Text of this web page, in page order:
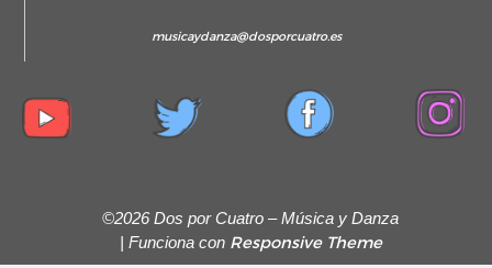
musicaydanza@dosporcuatro.es
©2026 Dos por Cuatro – Música y Danza
| Funciona con Responsive Theme